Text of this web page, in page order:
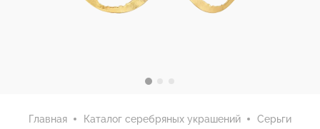
Главная Каталог серебряных украшений Серьги